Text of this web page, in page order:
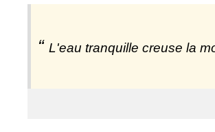
L'eau tranquille creuse la